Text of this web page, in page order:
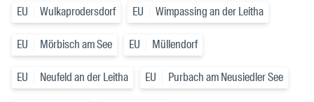
EU Wulkaprodersdorf EU Wimpassing an der Leitha
EU Mörbisch am See EU Müllendorf
EU Neufeld an der Leitha EU Purbach am Neusiedler See